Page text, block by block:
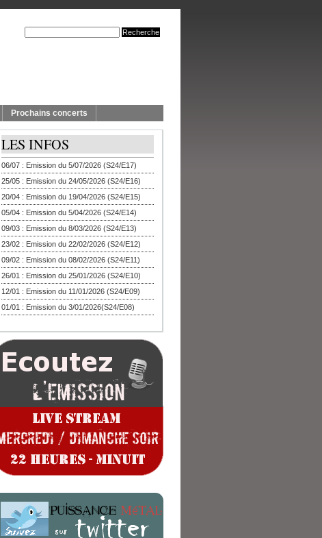
Prochains concerts
LES INFOS
06/07 : Emission du 5/07/2026 (S24/E17)
25/05 : Emission du 24/05/2026 (S24/E16)
20/04 : Emission du 19/04/2026 (S24/E15)
05/04 : Emission du 5/04/2026 (S24/E14)
09/03 : Emission du 8/03/2026 (S24/E13)
23/02 : Emission du 22/02/2026 (S24/E12)
09/02 : Emission du 08/02/2026 (S24/E11)
26/01 : Emission du 25/01/2026 (S24/E10)
12/01 : Emission du 11/01/2026 (S24/E09)
01/01 : Emission du 3/01/2026(S24/E08)